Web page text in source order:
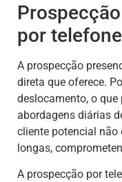
por telefone
A prospecção
direta que oferece.
deslocamento, o
abordagens diárias
cliente potencial não
longas,
A prospecção por